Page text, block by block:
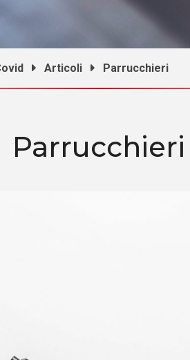
Articoli Parrucchieri
Parrucchieri